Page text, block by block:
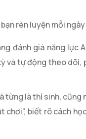
rèn luyện mỗi
đánh giá năng lực
và tự động theo dõi,
từng là thí sinh, cũng
biết rõ cách